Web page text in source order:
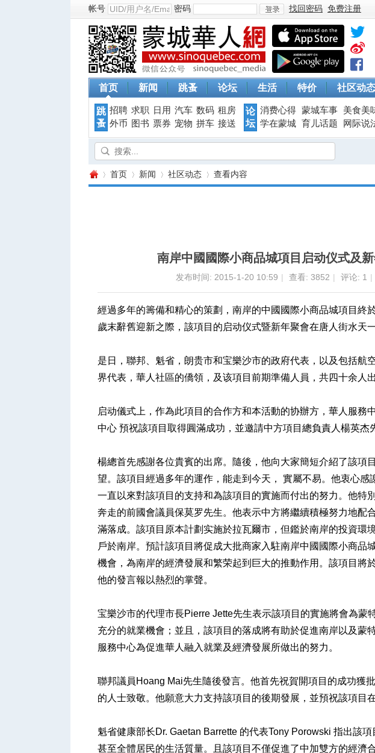
帐号 密码
登
录
找回密码 免费注册
首页 新闻 跳蚤 论坛 生活 特价 社区动态
跳
蚤
招聘 求职 日用 汽车 数码 租房
外币
图书 票券 宠物 拼车 接送
论
坛
消费心得 蒙城车事 美食美
学在蒙城 育儿话题 网际说
首页 新闻 社区动态 查看内容
南岸中國國際小商品城項目启动仪式及
发布时间: 2015-1-20 10:59 | 查看: 3852 | 评论: 1 |
經過多年的籌備和精心的策劃，南岸的中國國際小商品城項目終
歲末辭舊迎新之際，該項目的启动仪式暨新年聚會在唐人街水天
是日，聯邦、魁省，朗贵市和宝樂沙市的政府代表，以及包括航
界代表，華人社區的僑領，及该項目前期準備人員，共四十余人
启动儀式上，作為此項目的合作方和本活動的协辦方，華人服務
中心 預祝該項目取得圓滿成功，並邀請中方項目總負責人楊英杰
楊總首先感謝各位貴賓的出席。隨後，他向大家簡短介紹了該項
望。該項目經過多年的運作，能走到今天， 實屬不易。他衷心感
一直以來對該項目的支持和為該項目的實施而付出的努力。他特
奔走的前國會議員保莫罗先生。他表示中方將繼續積極努力地配
滿落成。該項目原本計劃实施於拉瓦爾市，但鑑於南岸的投資環
戶於南岸。預計該項目將促成大批商家入駐南岸中國國際小商品
機會，為南岸的經濟發展和繁荣起到巨大的推動作用。該項目將
他的發言報以熱烈的掌聲。
宝樂沙市的代理市長Pierre Jette先生表示該項目的實施將會為蒙
充分的就業機會；並且，該項目的落成將有助於促進南岸以及蒙
服務中心為促進華人融入就業及經濟發展所做出的努力。
聯邦議員Hoang Mai先生隨後發言。他首先祝賀開項目的成功獲
的人士致敬。他願意大力支持該項目的後期發展，並預祝該項目
魁省健康部长Dr. Gaetan Barrette 的代表Tony Porowski 指出該
甚至全體居民的生活質量。且該項目不僅促進了中加雙方的經濟